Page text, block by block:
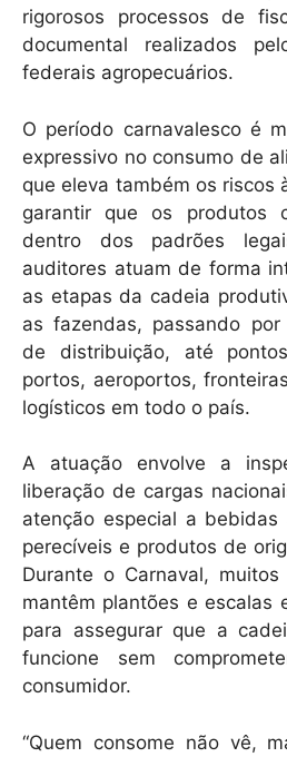
p o
k
rigorosos processos de
documental realizados
federais agropecuários.
O período carnavalesco é
expressivo no consumo de
que eleva também os riscos
garantir que os produtos
dentro dos padrões
auditores atuam de forma
as etapas da cadeia
as fazendas, passando
de distribuição, até
portos, aeroportos,
logísticos em todo o país.
A atuação envolve a
liberação de cargas
atenção especial a bebidas
perecíveis e produtos de
Durante o Carnaval,
mantêm plantões e escalas
para assegurar que a
funcione sem
consumidor.
“Quem consome não vê,